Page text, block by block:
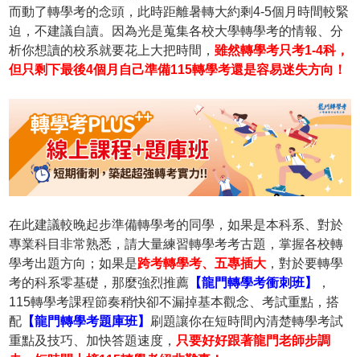
而動了轉學考的念頭，此時距離暑轉大約剩4-5個月時間較緊
迫，不建議自讀。因為光是蒐集各校大學轉學考的情報、分
析你想讀的校系就要花上大把時間，雖然轉學考只考1-4科，
但只剩下最後4個月自己準備115轉學考還是容易迷失方向！
在此建議較晚起步準備轉學考的同學，如果是本科系、對於
專業科目非常熟悉，請大量練習轉學考考古題，掌握各校轉
學考出題方向；如果是跨考轉學考、五專插大 ，對於要轉學
考的科系零基礎，那麼強烈推薦 【龍門轉學考衝刺班】
，
115轉學考課程節奏稍快卻不漏掉基本觀念、考試重點，搭
配 【龍門轉學考題庫班】 刷題讓你在短時間內清楚轉學考試
重點及技巧、加快答題速度， 只要好好跟著龍門老師步調